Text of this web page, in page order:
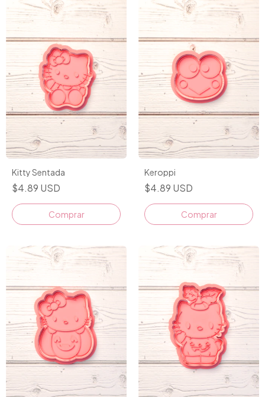
Kitty Sentada
$4.89 USD
Comprar
Keroppi
$4.89 USD
Comprar